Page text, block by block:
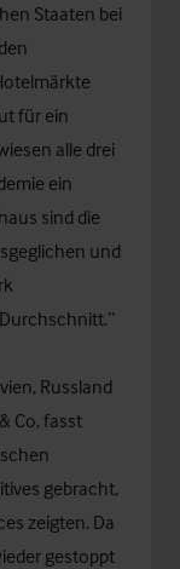
Staaten bei
für ein
alle drei
ein
sind die
und
Russland
Co, fasst
gebracht,
zeigten. Da
gestoppt